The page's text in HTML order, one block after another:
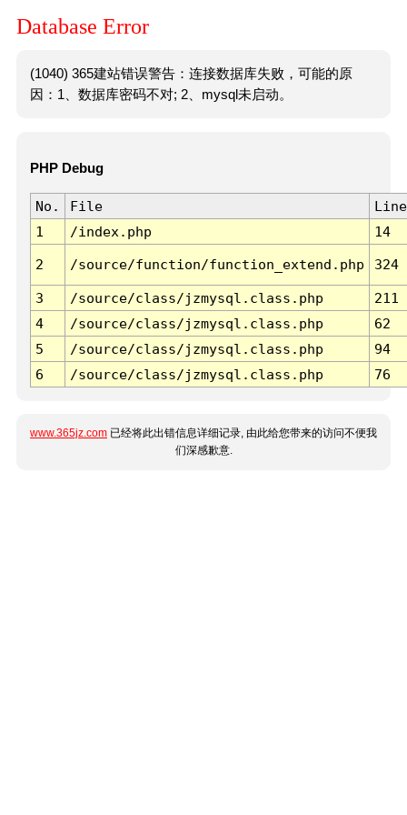
Database Error
(1040) 365建站错误警告：连接数据库失败，可能的原
因：1、数据库密码不对; 2、mysql未启动。
PHP Debug
No. File
Line
1
/index.php 14
2 /source/function/function_extend.php 324
3 /source/class/jzmysql.class.php
211
4
/source/class/jzmysql.class.php
62
5
/source/class/jzmysql.class.php
94
6
/source/class/jzmysql.class.php 76
www.365jz.com 已经将此出错信息详细记录, 由此给您带来的访问不便我
们深感歉意.